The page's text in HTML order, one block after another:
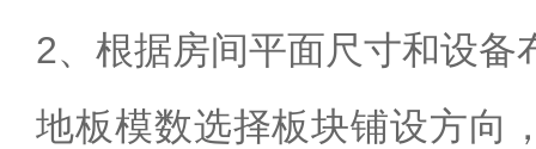
2、根据房间平面尺寸和设备
地板模数选择板块铺设方向